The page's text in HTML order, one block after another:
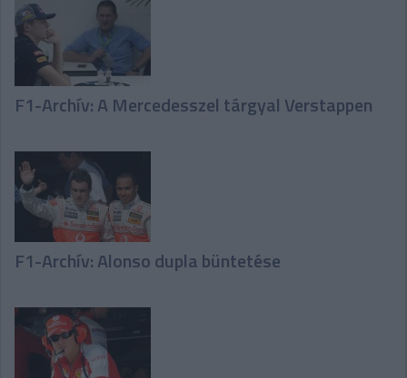
F1-Archív: A Mercedesszel tárgyal Verstappen
F1-Archív: Alonso dupla büntetése